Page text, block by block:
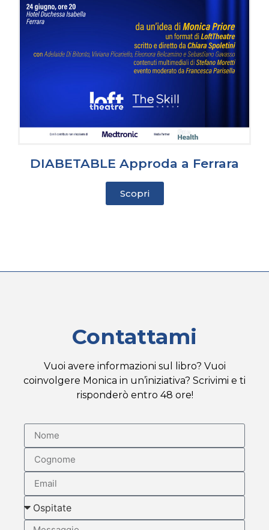
DIABETABLE Approda a Ferrara
Scopri
Contattami
Vuoi avere informazioni sul libro? Vuoi
coinvolgere Monica in un’iniziativa? Scrivimi e ti
risponderò entro 48 ore!